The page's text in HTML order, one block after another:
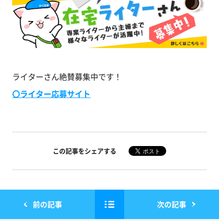
ライターさん絶賛募集中です！
〇ライター応募サイト
この記事をシェアする
前の記事 次の記事